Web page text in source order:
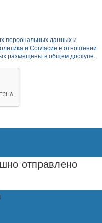
персональных данных и
и Согласие в отношении
размещены в общем доступе.
отправлено